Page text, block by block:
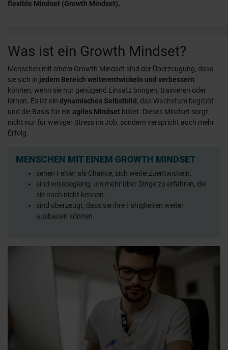
flexible Mindset (Growth Mindset).
Was ist ein Growth Mindset?
Menschen mit einem Growth Mindset sind der Überzeugung, dass
sie sich in jedem Bereich weiterentwickeln und verbessern
können, wenn sie nur genügend Einsatz bringen, trainieren oder
lernen. Es ist ein dynamisches Selbstbild , das Wachstum begrüßt
und die Basis für ein agiles Mindset bildet. Dieses Mindset sorgt
nicht nur für weniger Stress im Job, sondern verspricht auch mehr
Erfolg.
MENSCHEN MIT EINEM GROWTH MINDSET
sehen Fehler als Chance, sich weiterzuentwickeln.
sind wissbegierig, um mehr über Dinge zu erfahren, die
sie noch nicht kennen.
sind überzeugt, dass sie ihre Fähigkeiten weiter
ausbauen können.